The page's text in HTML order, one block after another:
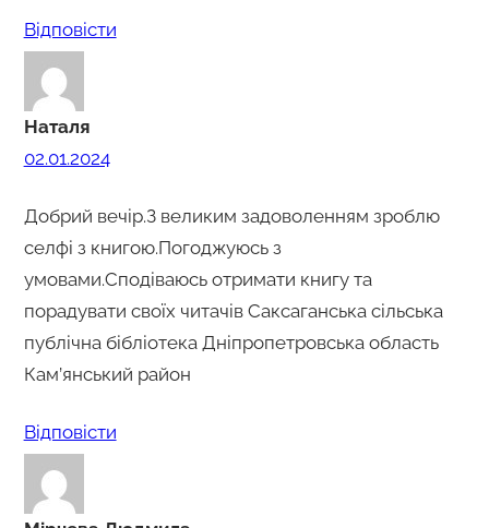
Відповіcти
Наталя
02.01.2024
Добрий вечір.З великим задоволенням зроблю
селфі з книгою.Погоджуюсь з
умовами.Сподіваюсь отримати книгу та
порадувати своїх читачів Саксаганська сільська
публічна бібліотека Дніпропетровська область
Кам’янський район
Відповіcти